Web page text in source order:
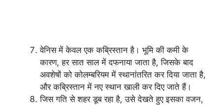
वेनिस में केवल एक कब्रिस्तान है। भूमि की कमी के
कारण, हर सात साल में दफनाया जाता है, जिसके बाद
अवशेषों को कोलम्बरियम में स्थानांतरित कर दिया जाता है,
और कब्रिस्तान में नए स्थान खाली कर दिए जाते हैं।
जिस गति से शहर डूब रहा है, उसे देखते हुए इसका वजन,